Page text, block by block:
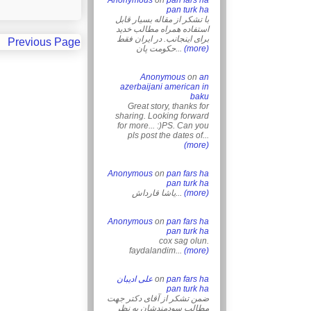
Previous Page
pan turk ha
با تشکر از مقاله بسیار قابل
استفاده همراه مطالب خدید
برای اینجانب. در ایران فقط
حکومت پان... (more)
Anonymous on an
azerbaijani american in
baku
Great story, thanks for
sharing. Looking forward
for more... :)PS. Can you
pls post the dates of...
(more)
Anonymous on pan fars ha
pan turk ha
یاشا قارداش... (more)
Anonymous on pan fars ha
pan turk ha
cox sag olun.
faydalandim... (more)
علی ادیبان on pan fars ha
pan turk ha
ضمن تشکر از آقای دکتر جهت
مطالب سودمندشان به نظر